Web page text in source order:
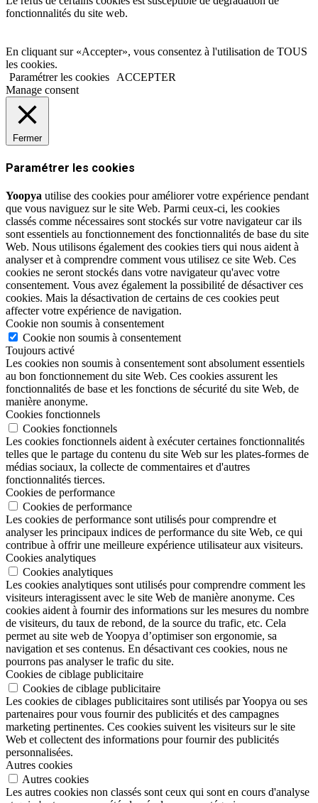
fonctionnalités du site web.
En cliquant sur «Accepter», vous consentez à l'utilisation de TOUS
les cookies.
Paramétrer les cookies
ACCEPTER
Manage consent
Fermer
Paramétrer les cookies
Yoopya utilise des cookies pour améliorer votre expérience pendant
que vous naviguez sur le site Web. Parmi ceux-ci, les cookies
classés comme nécessaires sont stockés sur votre navigateur car ils
sont essentiels au fonctionnement des fonctionnalités de base du site
Web. Nous utilisons également des cookies tiers qui nous aident à
analyser et à comprendre comment vous utilisez ce site Web. Ces
cookies ne seront stockés dans votre navigateur qu'avec votre
consentement. Vous avez également la possibilité de désactiver ces
cookies. Mais la désactivation de certains de ces cookies peut
affecter votre expérience de navigation.
Cookie non soumis à consentement
Cookie non soumis à consentement
Toujours activé
Les cookies non soumis à consentement sont absolument essentiels
au bon fonctionnement du site Web. Ces cookies assurent les
fonctionnalités de base et les fonctions de sécurité du site Web, de
manière anonyme.
Cookies fonctionnels
Cookies fonctionnels
Les cookies fonctionnels aident à exécuter certaines fonctionnalités
telles que le partage du contenu du site Web sur les plates-formes de
médias sociaux, la collecte de commentaires et d'autres
fonctionnalités tierces.
Cookies de performance
Cookies de performance
Les cookies de performance sont utilisés pour comprendre et
analyser les principaux indices de performance du site Web, ce qui
contribue à offrir une meilleure expérience utilisateur aux visiteurs.
Cookies analytiques
Cookies analytiques
Les cookies analytiques sont utilisés pour comprendre comment les
visiteurs interagissent avec le site Web de manière anonyme. Ces
cookies aident à fournir des informations sur les mesures du nombre
de visiteurs, du taux de rebond, de la source du trafic, etc. Cela
permet au site web de Yoopya d’optimiser son ergonomie, sa
navigation et ses contenus. En désactivant ces cookies, nous ne
pourrons pas analyser le trafic du site.
Cookies de ciblage publicitaire
Cookies de ciblage publicitaire
Les cookies de ciblages publicitaires sont utilisés par Yoopya ou ses
partenaires pour vous fournir des publicités et des campagnes
marketing pertinentes. Ces cookies suivent les visiteurs sur le site
Web et collectent des informations pour fournir des publicités
personnalisées.
Autres cookies
Autres cookies
Les autres cookies non classés sont ceux qui sont en cours d'analyse